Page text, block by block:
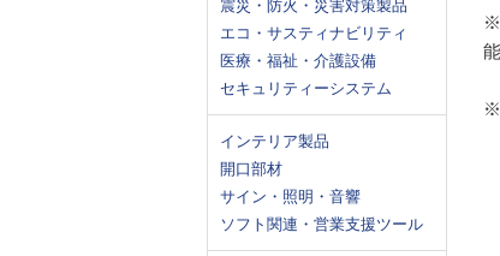
震災・防火・災害対策製品
エコ・サスティナビリティ
医療・福祉・介護設備
セキュリティーシステム
インテリア製品
開口部材
サイン・照明・音響
ソフト関連・営業支援ツール
※
※